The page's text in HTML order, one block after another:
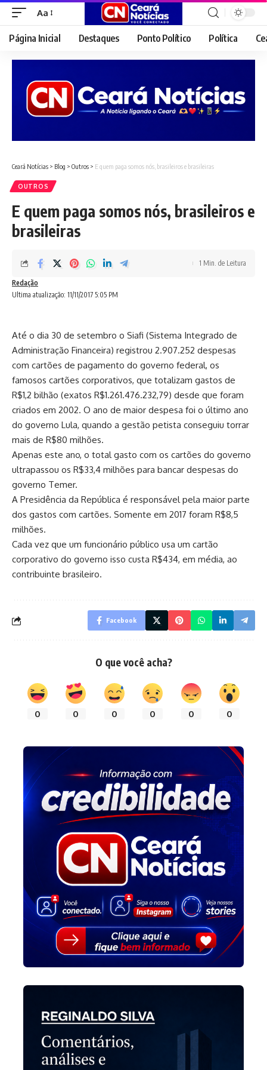
Font
Resizer
Aa
Página Inicial Destaques Ponto Político Política
Ceará Notícias > Blog > Outros > E quem paga somos nós, brasileiros e brasileiras
OUTROS
E quem paga somos nós, brasileiros e
brasileiras
Ultima atualização: 11/11/2017 5:05 PM
Redação
1 Min. de Leitura
Até o dia 30 de setembro o Siafi (Sistema Integrado de
Administração Financeira) registrou 2.907.252 despesas
com cartões de pagamento do governo federal, os
famosos cartões corporativos, que totalizam gastos de
R$1,2 bilhão (exatos R$1.261.476.232,79) desde que foram
criados em 2002. O ano de maior despesa foi o último ano
do governo Lula, quando a gestão petista conseguiu torrar
mais de R$80 milhões.
Apenas este ano, o total gasto com os cartões do governo
ultrapassou os R$33,4 milhões para bancar despesas do
governo Temer.
A Presidência da República é responsável pela maior parte
dos gastos com cartões. Somente em 2017 foram R$8,5
milhões.
Cada vez que um funcionário público usa um cartão
corporativo do governo isso custa R$434, em média, ao
contribuinte brasileiro.
Facebook
O que você acha?
0 0 0 0 0 0